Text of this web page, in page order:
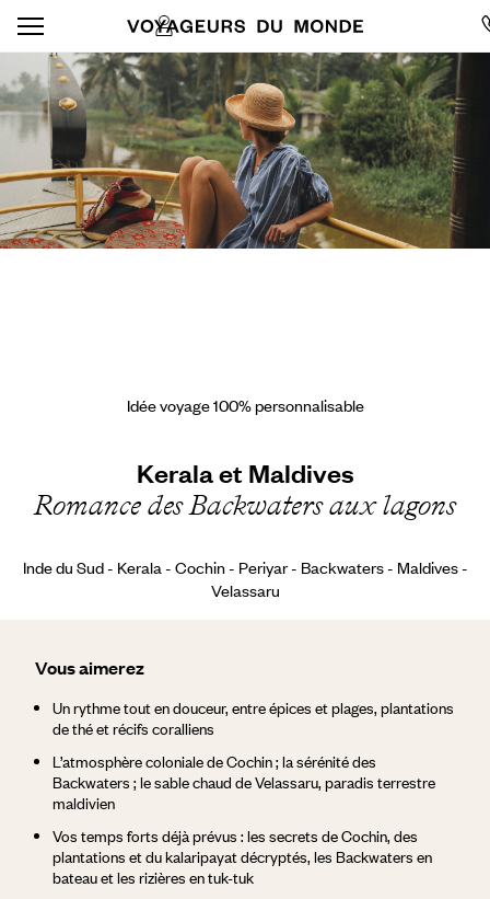
Idée voyage 100% personnalisable
Kerala et Maldives
Romance des Backwaters aux lagons
Inde du Sud - Kerala - Cochin - Periyar - Backwaters - Maldives -
Velassaru
Vous aimerez
Un rythme tout en douceur, entre épices et plages, plantations
de thé et récifs coralliens
L’atmosphère coloniale de Cochin ; la sérénité des
Backwaters ; le sable chaud de Velassaru, paradis terrestre
maldivien
Vos temps forts déjà prévus : les secrets de Cochin, des
plantations et du kalaripayat décryptés, les Backwaters en
bateau et les rizières en tuk-tuk